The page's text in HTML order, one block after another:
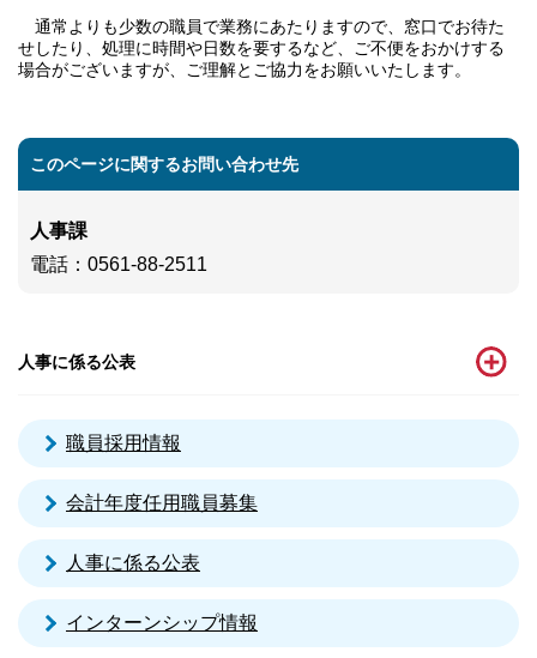
通常よりも少数の職員で業務にあたりますので、窓口でお待た
せしたり、処理に時間や日数を要するなど、ご不便をおかけする
場合がございますが、ご理解とご協力をお願いいたします。
このページに関するお問い合わせ先
人事課
電話 ：0561-88-2511
人事に係る公表
職員採用情報
会計年度任用職員募集
人事に係る公表
インターンシップ情報